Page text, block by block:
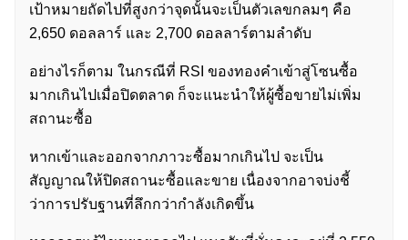
เป้าหมายถัดไปที่สูงกว่าจุดนั้นจะเป็นตัวเลขกลมๆ คือ
2,650 ดอลลาร์ และ 2,700 ดอลลาร์ตามลำดับ
อย่างไรก็ตาม ในกรณีที่ RSI ของทองคำเข้าสู่โซนซื้อ
มากเกินไปเมื่อปิดตลาด ก็จะแนะนำให้ผู้ซื้อขายไม่เพิ่ม
สถานะซื้อ
หากเข้าและออกจากภาวะซื้อมากเกินไป จะเป็น
สัญญาณให้ปิดสถานะซื้อและขาย เนื่องจากอาจบ่งชี้
ว่าการปรับฐานที่ลึกกว่ากำลังเกิดขึ้น